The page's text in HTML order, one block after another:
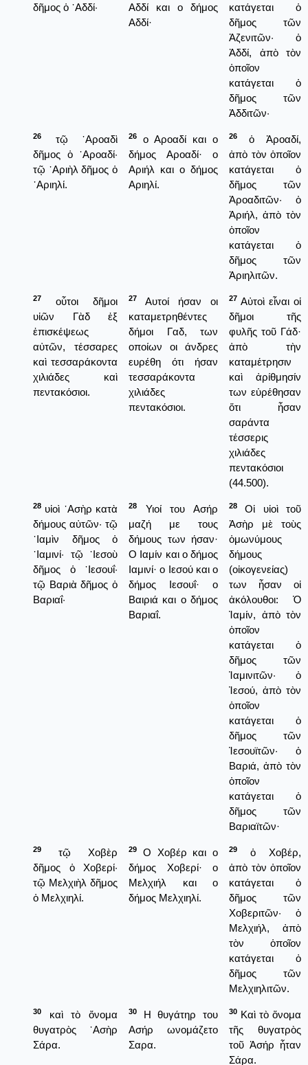
δῆμος ὁ ᾿Αδδί·
Αδδί και ο δήμος
Αδδί·
κατάγεται ὁ
δῆμος τῶν
Ἀζενιτῶν· ὁ
Ἀδδί, ἀπὸ τὸν
ὁποῖον
κατάγεται ὁ
δῆμος τῶν
Ἀδδιτῶν·
26
τῷ ᾿Αροαδὶ
δῆμος ὁ ᾿Αροαδί·
τῷ ᾿Αριὴλ δῆμος ὁ
᾿Αριηλί.
26
ο Αροαδί και ο
δήμος Αροαδί· ο
Αριήλ και ο δήμος
Αριηλί.
26
ὁ Ἀροαδί,
ἀπὸ τὸν ὁποῖον
κατάγεται ὁ
δῆμος τῶν
Ἀροαδιτῶν· ὁ
Ἀριήλ, ἀπὸ τὸν
ὁποῖον
κατάγεται ὁ
δῆμος τῶν
Ἀριηλιτῶν.
27
οὗτοι δῆμοι
υἱῶν Γὰδ ἐξ
ἐπισκέψεως
αὐτῶν, τέσσαρες
καὶ τεσσαράκοντα
χιλιάδες καὶ
πεντακόσιοι.
27
Αυτοί ήσαν οι
καταμετρηθέντες
δήμοι Γαδ, των
οποίων οι άνδρες
ευρέθη ότι ήσαν
τεσσαράκοντα
χιλιάδες
πεντακόσιοι.
27 Αὐτοὶ εἶναι οἱ
δῆμοι τῆς
φυλῆς τοῦ Γάδ·
ἀπὸ τὴν
καταμέτρησιν
καὶ ἀρίθμησίν
των εὑρέθησαν
ὅτι ἦσαν
σαράντα
τέσσερις
χιλιάδες
πεντακόσιοι
(44.500).
28 υἱοὶ ᾿Ασὴρ κατὰ
δήμους αὐτῶν· τῷ
᾿Ιαμὶν δῆμος ὁ
᾿Ιαμινί· τῷ ᾿Ιεσοὺ
δῆμος ὁ ᾿Ιεσουΐ·
τῷ Βαριὰ δῆμος ὁ
Βαριαΐ·
28
Υιοί του Ασήρ
μαζή με τους
δήμους των ήσαν·
Ο Ιαμίν και ο δήμος
Ιαμινί· ο Ιεσού και ο
δήμος Ιεσουΐ· ο
Βαιριά και ο δήμος
Βαριαΐ.
28
Οἱ υἱοὶ τοῦ
Ἀσὴρ μὲ τοὺς
ὁμωνύμους
δήμους
(οἰκογενείας)
των ἦσαν οἱ
ἀκόλουθοι: Ὁ
Ἰαμίν, ἀπὸ τὸν
ὁποῖον
κατάγεται ὁ
δῆμος τῶν
Ἰαμινιτῶν· ὁ
Ἰεσού, ἀπὸ τὸν
ὁποῖον
κατάγεται ὁ
δῆμος τῶν
Ἰεσουϊτῶν· ὁ
Βαριά, ἀπὸ τὸν
ὁποῖον
κατάγεται ὁ
δῆμος τῶν
Βαριαϊτῶν·
29
τῷ Χοβὲρ
δῆμος ὁ Χοβερί·
τῷ Μελχιὴλ δῆμος
ὁ Μελχιηλί.
29
Ο Χοβέρ και ο
δήμος Χοβερί· ο
Μελχιήλ και ο
δήμος Μελχιηλί.
29
ὁ Χοβέρ,
ἀπὸ τὸν ὁποῖον
κατάγεται ὁ
δῆμος τῶν
Χοβεριτῶν· ὁ
Μελχιήλ, ἀπὸ
τὸν ὁποῖον
κατάγεται ὀ
δῆμος τῶν
Μελχιηλιτῶν.
30
καὶ τὸ ὄνομα
θυγατρὸς ᾿Ασὴρ
Σάρα.
30
Η θυγάτηρ του
Ασήρ ωνομάζετο
Σαρα.
30 Καὶ τὸ ὅνομα
τῆς θυγατρὸς
τοῦ Ἀσήρ ἦταν
Σάρα.